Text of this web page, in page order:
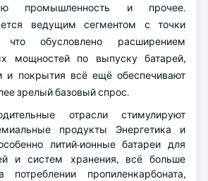
промышленность и прочее.
ведущим сегментом с точки
обусловлено расширением
мощностей по выпуску батарей,
и покрытия всё ещё обеспечивают
зрелый базовый спрос.
отрасли стимулируют
продукты Энергетика и
литий-ионные батареи для
и систем хранения, всё больше
пропиленкарбоната,